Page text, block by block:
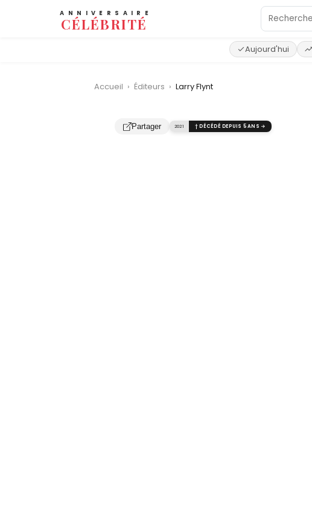
ANNIVERSAIRE
CÉLÉBRITÉ
Aujourd'hui
Accueil › Éditeurs › Larry Flynt
Partager 2021 † DÉCÉDÉ DEPUIS 5 ANS →